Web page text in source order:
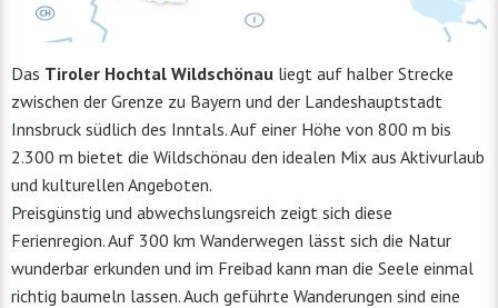
Das Tiroler Hochtal Wildschönau liegt auf halber Strecke
zwischen der Grenze zu Bayern und der Landeshauptstadt
Innsbruck südlich des Inntals. Auf einer Höhe von 800 m bis
2.300 m bietet die Wildschönau den idealen Mix aus Aktivurlaub
und kulturellen Angeboten.
Preisgünstig und abwechslungsreich zeigt sich diese
Ferienregion. Auf 300 km Wanderwegen lässt sich die Natur
wunderbar erkunden und im Freibad kann man die Seele einmal
richtig baumeln lassen. Auch geführte Wanderungen sind eine